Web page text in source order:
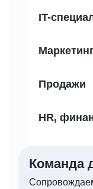
IT-
Продажи
HR,
Команда